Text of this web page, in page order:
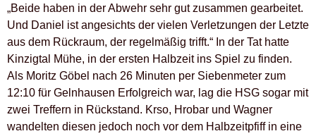
„Beide haben in der Abwehr sehr gut zusammen gearbeitet.
Und Daniel ist angesichts der vielen Verletzungen der Letzte
aus dem Rückraum, der regelmäßig trifft.“ In der Tat hatte
Kinzigtal Mühe, in der ersten Halbzeit ins Spiel zu finden.
Als Moritz Göbel nach 26 Minuten per Siebenmeter zum
12:10 für Gelnhausen Erfolgreich war, lag die HSG sogar mit
zwei Treffern in Rückstand. Krso, Hrobar und Wagner
wandelten diesen jedoch noch vor dem Halbzeitpfiff in eine